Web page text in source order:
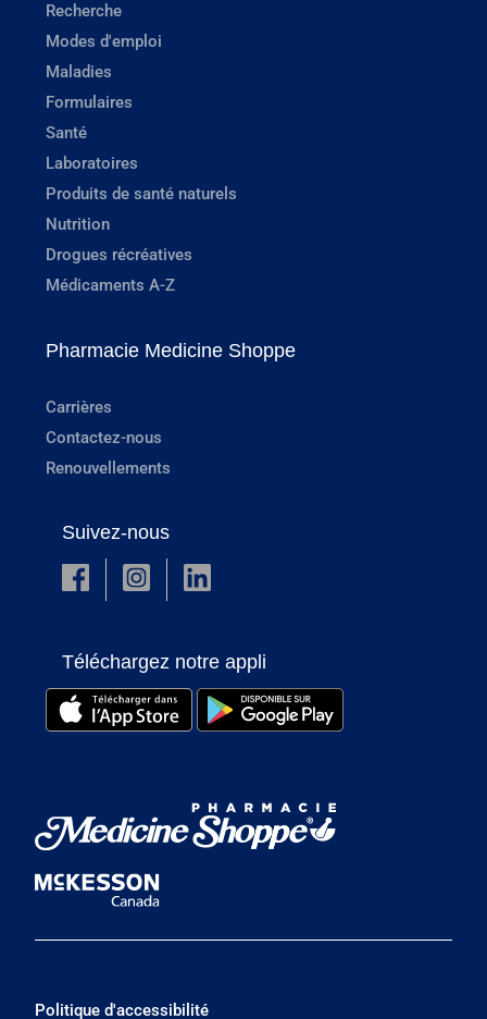
Recherche
Modes d'emploi
Maladies
Formulaires
Santé
Laboratoires
Produits de santé naturels
Nutrition
Drogues récréatives
Médicaments A-Z
Pharmacie Medicine Shoppe
Carrières
Contactez-nous
Renouvellements
Suivez-nous
Téléchargez notre appli
Politique d'accessibilité